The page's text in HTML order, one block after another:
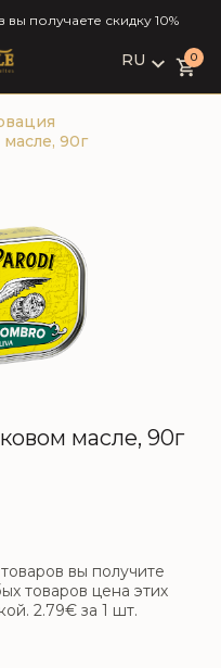
получаете скидку 10%
RU
LV
0
90г
масле, 90г
вы получите
товаров цена этих
2.79€ за 1 шт.